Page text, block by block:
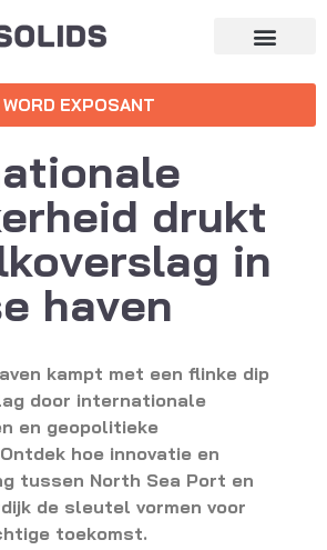
WORD EXPOSANT
drukt
in
haven
kampt met een flinke dip
door internationale
en geopolitieke
hoe innovatie en
tussen North Sea Port en
de sleutel vormen voor
toekomst.